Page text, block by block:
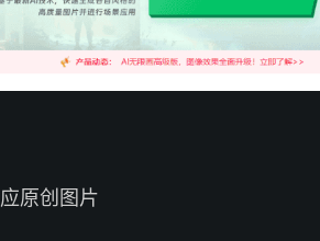
原创图片